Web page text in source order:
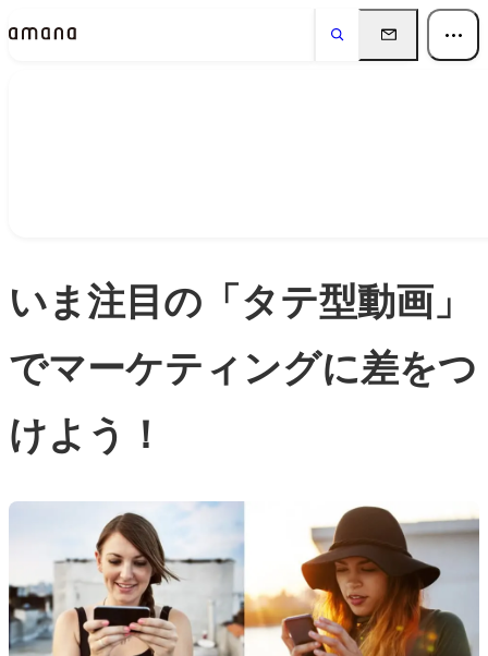
いま注目の「タテ型動画」
でマーケティングに差をつ
けよう！